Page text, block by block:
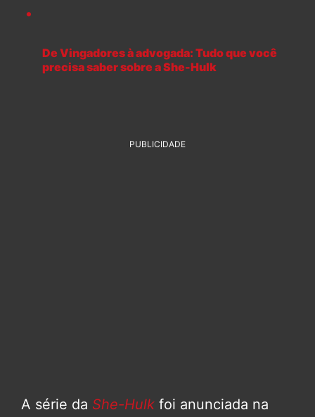
De Vingadores à advogada: Tudo que você
precisa saber sobre a She-Hulk
PUBLICIDADE
A série da She-Hulk foi anunciada na